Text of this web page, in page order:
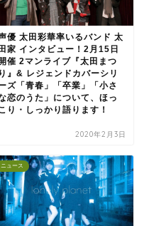
優 太田彩華率いるバンド 太
家 インタビュー！2月15日
催 2マンライブ『太田まつ
り』& レジェンドカバーシリ
ズ「青春」「卒業」「小さ
恋のうた」について、ほっ
り・しっかり語ります！
2020年2月3日
ニュース